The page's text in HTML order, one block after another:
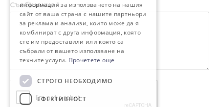
Съобщение *
информация за използването на нашия
сайт от ваша страна с нашите партньори
за реклама и анализи, които може да я
комбинират с друга информация, която
сте им предоставили или която са
събрали от вашето използване на
техните услуги. Прочетете още
СТРОГО НЕОБХОДИМО
ЕФЕКТИВНОСТ